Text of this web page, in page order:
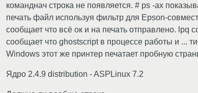
команднач строка не появляется. # ps -ax
печать файл используя фильтр для Epson-
сообщает что всё ок и на печать отправлено. lpq
сообщает что ghostscript в процессе работы и ...
Windows этот же принтер печатает пробную
Ядро 2.4.9 distribution - ASPLinux 7.2